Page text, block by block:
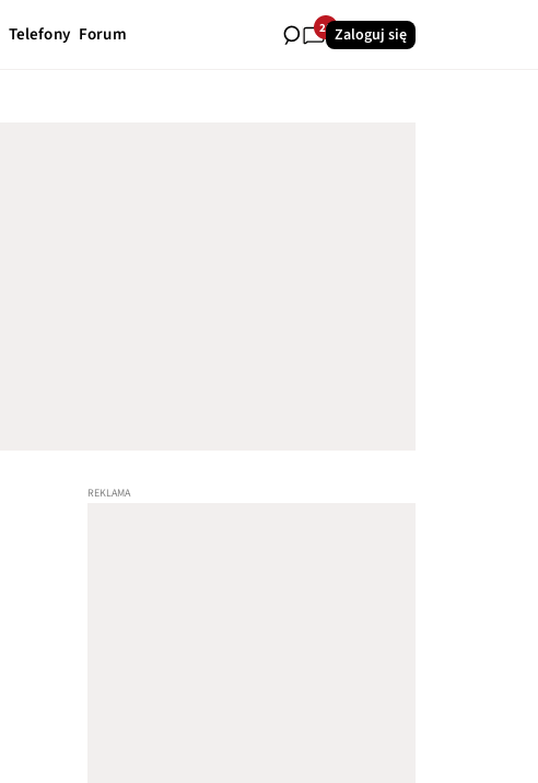
Telefony Forum 28Zaloguj się